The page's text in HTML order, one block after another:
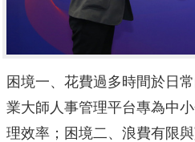
困境一、花費過多時間於日
業大師人事管理平台專為中
理效率；困境二、浪費有限